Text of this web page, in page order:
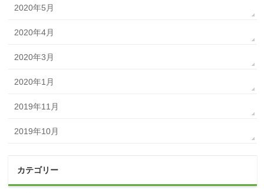
2020年5月
2020年4月
2020年3月
2020年1月
2019年11月
2019年10月
カテゴリー